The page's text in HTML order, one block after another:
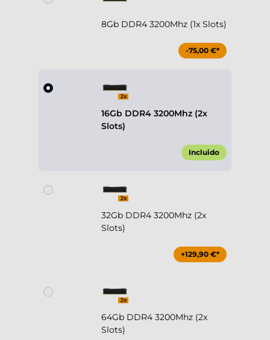
8Gb DDR4 3200Mhz (1x Slots)
-75,00 €*
16Gb DDR4 3200Mhz (2x
Slots)
Incluido
32Gb DDR4 3200Mhz (2x
Slots)
+129,90 €*
64Gb DDR4 3200Mhz (2x
Slots)